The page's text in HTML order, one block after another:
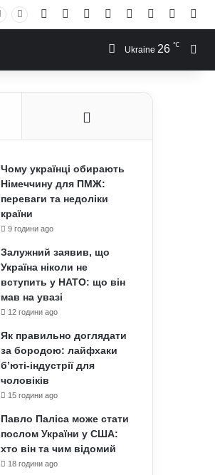
Facebook YouTubeInstagram
RSS Log In
Ukraine 26 ℃
Чому українці обирають
Німеччину для ПМЖ:
переваги та недоліки
країни
9 години ago
Залужний заявив, що
Україна ніколи не
вступить у НАТО: що він
мав на увазі
12 години ago
Як правильно доглядати
за бородою: лайфхаки
б’юті-індустрії для
чоловіків
15 години ago
Павло Паліса може стати
послом України у США:
хто він та чим відомий
18 години ago